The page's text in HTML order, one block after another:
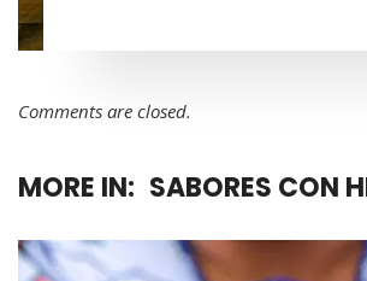
Comments are closed.
MORE IN: SABORES CON